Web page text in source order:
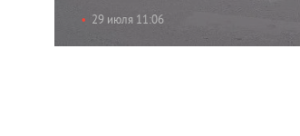
29 июля 11:06